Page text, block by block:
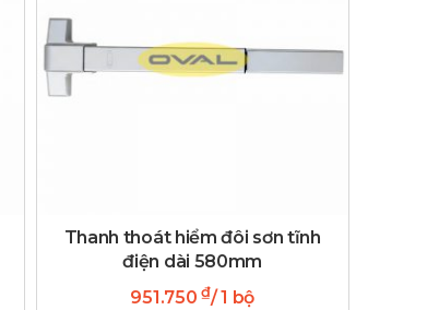
Thanh thoát hiểm đôi sơn tĩnh
điện dài 580mm
951.750₫/ 1 bộ